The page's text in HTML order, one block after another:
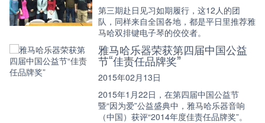
第三期赴日见习如期履行，这12人的团
队，同样来自全国各地，都是平日里推荐雅
马哈双排键电子琴的佼佼者。
雅马哈乐器荣获第四届中国公益
节“佳责任品牌奖”
2015年02月13日
2015年1月22日，在第四届中国公益节
暨“因为爱”公益盛典中，雅马哈乐器音响
（中国）获评“2014年度佳责任品牌奖”。